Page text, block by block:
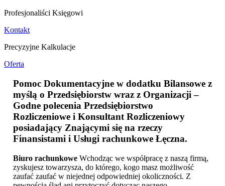
Profesjonaliści Księgowi
Kontakt
Precyzyjne Kalkulacje
Oferta
Pomoc Dokumentacyjne w dodatku Bilansowe z
myślą o Przedsiębiorstw wraz z Organizacji –
Godne polecenia Przedsiębiorstwo
Rozliczeniowe i Konsultant Rozliczeniowy
posiadający Znającymi się na rzeczy
Finansistami i Usługi rachunkowe Łęczna.
Biuro rachunkowe Wchodząc we współpracę z naszą firmą,
zyskujesz towarzysza, do którego, kogo masz możliwość
zaufać zaufać w niejednej odpowiedniej okoliczności. Z